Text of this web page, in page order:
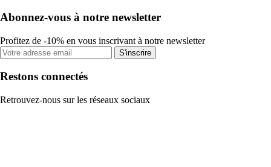
Abonnez-vous à notre newsletter
Profitez de -10% en vous inscrivant à notre newsletter
S'inscrire
Restons connectés
Retrouvez-nous sur les réseaux sociaux